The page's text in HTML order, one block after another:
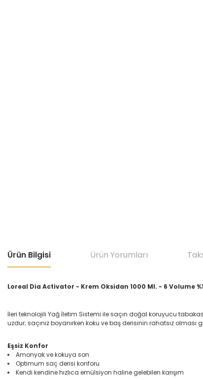
Ürün Bilgisi Ürün Yorumları
Loreal Dia Activator - Krem Oksidan 1000 Ml. - 6 Volume
İleri teknolojili Yağ İletim Sistemi ile saçın doğal koruyucu
uzdur; saçınız boyanırken koku ve baş derisinin rahatsız
Eşsiz Konfor
Amonyak ve kokuya son
Optimum saç derisi konforu
Kendi kendine hızlıca emülsiyon haline gelebilen karışım